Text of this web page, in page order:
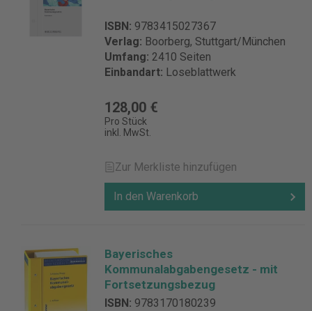
ISBN: 9783415027367
Verlag: Boorberg, Stuttgart/München
Umfang: 2410 Seiten
Einbandart: Loseblattwerk
128,00 €
Pro Stück
inkl. MwSt.
Zur Merkliste hinzufügen
In den Warenkorb
Bayerisches
Kommunalabgabengesetz - mit
Fortsetzungsbezug
ISBN: 9783170180239